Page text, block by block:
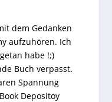
dem Gedanken
aufzuhören. Ich
habe !;)
Buch verpasst.
Spannung
Depositoy